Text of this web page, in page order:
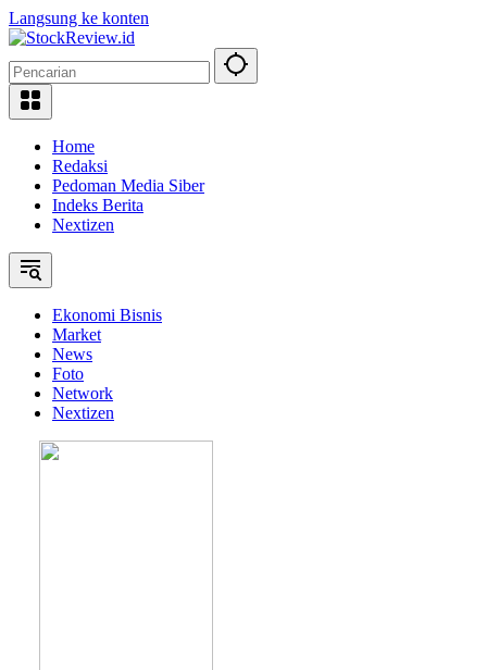
Langsung ke konten
Home
Redaksi
Pedoman Media Siber
Indeks Berita
Nextizen
Ekonomi Bisnis
Market
News
Foto
Network
Nextizen